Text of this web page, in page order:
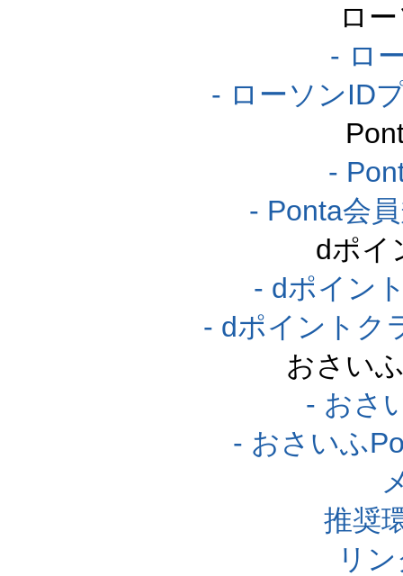
ロ
- ロ
- ローソンID
-
- Ponta会
dポイ
- dポイン
- dポイントク
おさい
- おさ
- おさいふ
推奨
リ